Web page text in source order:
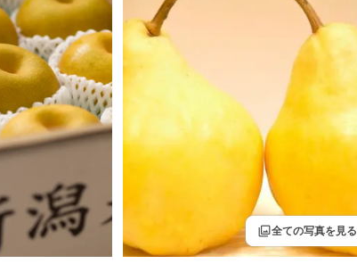
filter全ての写真を見る